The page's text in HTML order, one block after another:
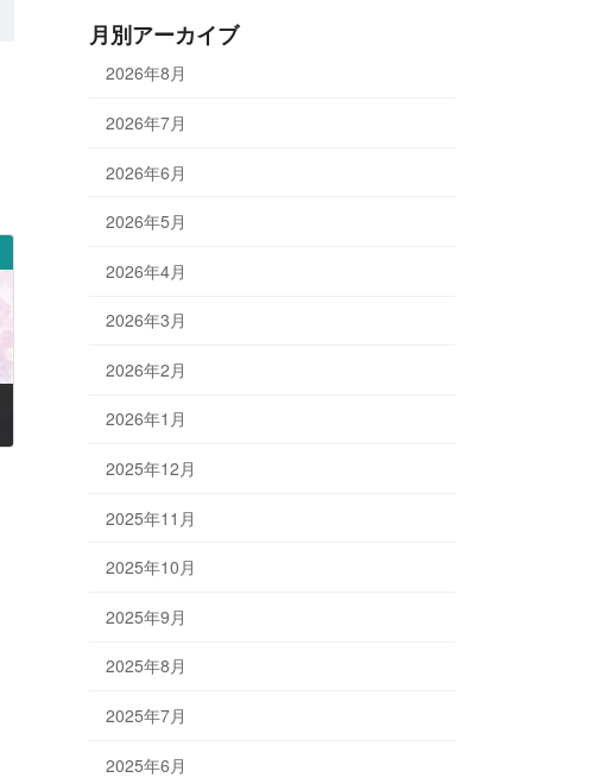
月別アーカイブ
2026年8月
2026年7月
2026年6月
2026年5月
2026年4月
2026年3月
2026年2月
2026年1月
2025年12月
2025年11月
2025年10月
2025年9月
2025年8月
2025年7月
2025年6月